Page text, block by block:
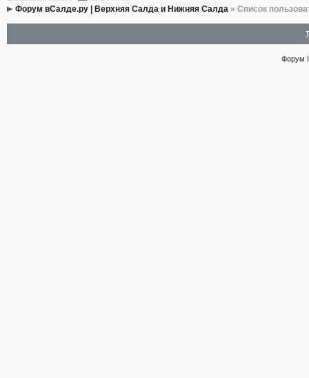
Форум вСалде.ру | Верхняя Салда и Нижняя Салда» Список
Форум